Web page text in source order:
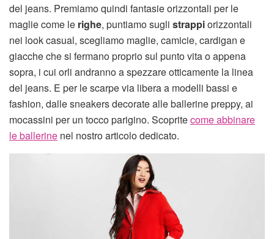
del jeans. Premiamo quindi fantasie orizzontali per le
maglie come le righe, puntiamo sugli strappiorizzontali
nei look casual, scegliamo maglie, camicie, cardigan e
giacche che si fermano proprio sul punto vita o appena
sopra, i cui orli andranno a spezzare otticamente la linea
del jeans. E per le scarpe via libera a modelli bassi e
fashion, dalle sneakers decorate alle ballerine preppy, ai
mocassini per un tocco parigino. Scopritecome abbinare
le ballerine nel nostro articolo dedicato.